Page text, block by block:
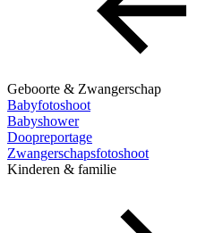
Geboorte & Zwangerschap
Babyfotoshoot
Babyshower
Doopreportage
Zwangerschapsfotoshoot
Kinderen & familie